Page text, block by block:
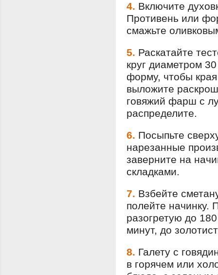
4. Включите
Противень или
смажьте
5. Раскатайте
круг диаметром
форму, чтобы
выложите
говяжий фарш с
распределите.
6. Посыпьте
нарезанные
заверните на
складками.
7. Взбейте
полейте начинку.
разогретую до
минут, до
8. Галету с
в горячем или